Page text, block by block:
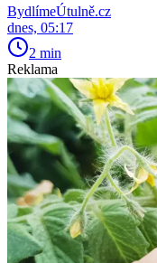
BydlímeÚtulně.cz
dnes, 05:17
2 min
Reklama